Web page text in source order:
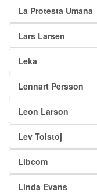
La Protesta Umana
Lars Larsen
Leka
Lennart Persson
Leon Larson
Lev Tolstoj
Libcom
Linda Evans